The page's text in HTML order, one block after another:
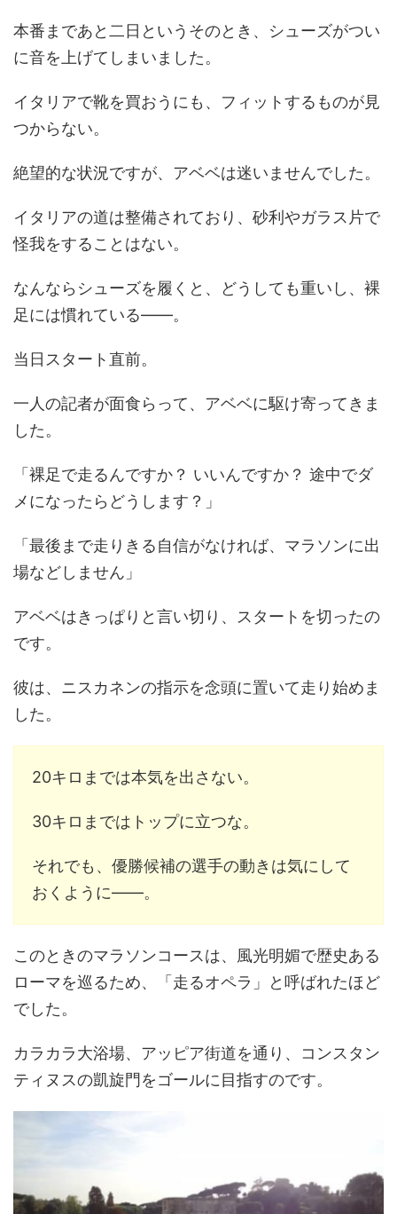
本番まであと二日というそのとき、シューズがつい
に音を上げてしまいました。
イタリアで靴を買おうにも、フィットするものが見
つからない。
絶望的な状況ですが、アベベは迷いませんでした。
イタリアの道は整備されており、砂利やガラス片で
怪我をすることはない。
なんならシューズを履くと、どうしても重いし、裸
足には慣れている——。
当日スタート直前。
一人の記者が面食らって、アベベに駆け寄ってきま
した。
「裸足で走るんですか？ いいんですか？ 途中でダ
メになったらどうします？」
「最後まで走りきる自信がなければ、マラソンに出
場などしません」
アベベはきっぱりと言い切り、スタートを切ったの
です。
彼は、ニスカネンの指示を念頭に置いて走り始めま
した。
20キロまでは本気を出さない。
30キロまではトップに立つな。
それでも、優勝候補の選手の動きは気にして
おくように――。
このときのマラソンコースは、風光明媚で歴史ある
ローマを巡るため、「走るオペラ」と呼ばれたほど
でした。
カラカラ大浴場、アッピア街道を通り、コンスタン
ティヌスの凱旋門をゴールに目指すのです。